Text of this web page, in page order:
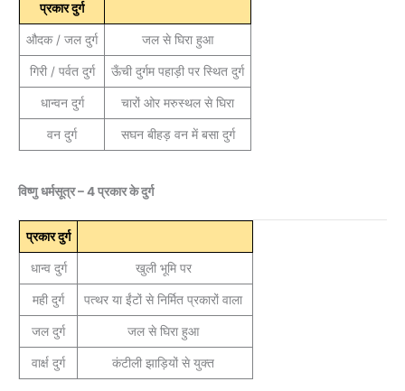
प्रकार दुर्ग
औदक / जल दुर्ग जल से घिरा हुआ
गिरी / पर्वत दुर्ग ऊँची दुर्गम पहाड़ी पर स्थित दुर्ग
धान्वन दुर्ग चारों ओर मरुस्थल से घिरा
वन दुर्ग सघन बीहड़ वन में बसा दुर्ग
विष्णु धर्मसूत्र – 4 प्रकार के दुर्ग
प्रकार दुर्ग
धान्व दुर्ग खुली भूमि पर
मही दुर्ग पत्थर या ईंटों से निर्मित प्रकारों वाला
जल दुर्ग जल से घिरा हुआ
वार्क्ष दुर्ग कंटीली झाड़ियों से युक्त